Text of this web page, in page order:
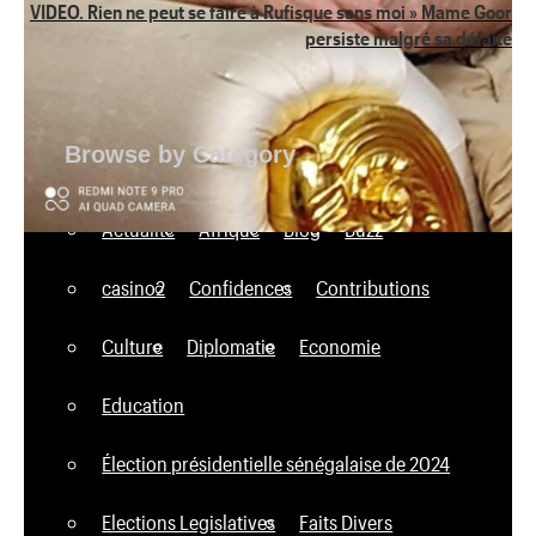
VIDEO. Rien ne peut se faire à Rufisque sans moi » Mame Goor
persiste malgré sa défaite
Browse by Category
Actualité Afrique Blog Buzz
casino2 Confidences Contributions
Culture Diplomatie Economie
Education
Élection présidentielle sénégalaise de 2024
Elections Legislatives Faits Divers